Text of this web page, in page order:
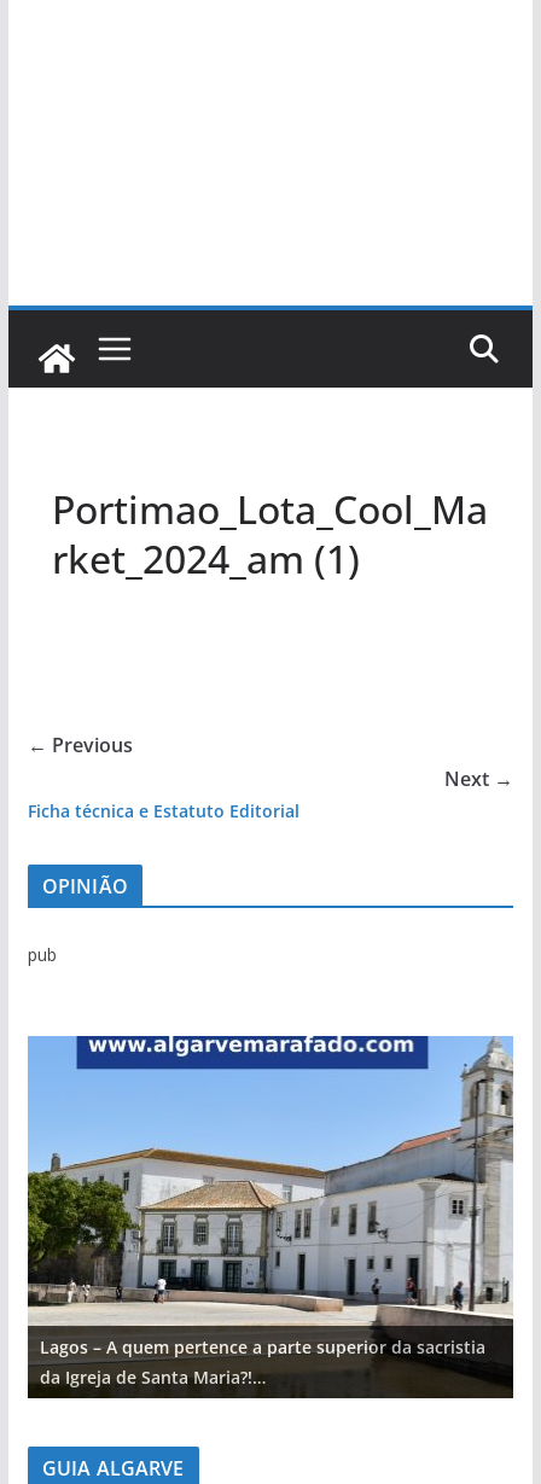
Portimao_Lota_Cool_Ma
rket_2024_am (1)
← Previous
Next →
Ficha técnica e Estatuto Editorial
OPINIÃO
pub
Lagos – A quem pertence a parte superior da sacristia
da Igreja de Santa Maria?!…
GUIA ALGARVE